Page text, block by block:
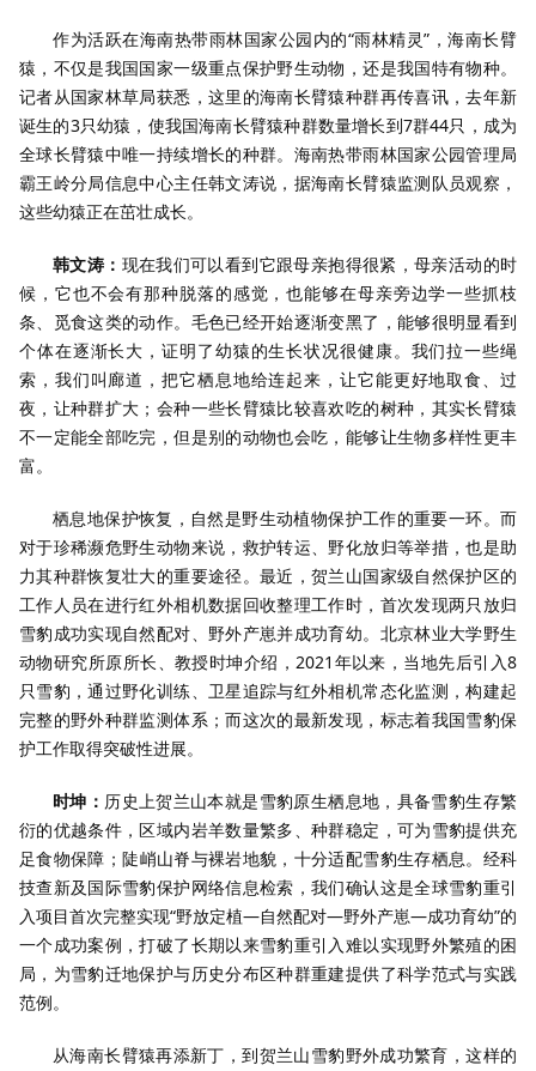
作为活跃在海南热带雨林国家公园内的“雨林精灵”，海南长臂
猿，不仅是我国国家一级重点保护野生动物，还是我国特有物种。
记者从国家林草局获悉，这里的海南长臂猿种群再传喜讯，去年新
诞生的3只幼猿，使我国海南长臂猿种群数量增长到7群44只，成为
全球长臂猿中唯一持续增长的种群。海南热带雨林国家公园管理局
霸王岭分局信息中心主任韩文涛说，据海南长臂猿监测队员观察，
这些幼猿正在茁壮成长。
韩文涛： 现在我们可以看到它跟母亲抱得很紧，母亲活动的时
候，它也不会有那种脱落的感觉，也能够在母亲旁边学一些抓枝
条、觅食这类的动作。毛色已经开始逐渐变黑了，能够很明显看到
个体在逐渐长大，证明了幼猿的生长状况很健康。我们拉一些绳
索，我们叫廊道，把它栖息地给连起来，让它能更好地取食、过
夜，让种群扩大；会种一些长臂猿比较喜欢吃的树种，其实长臂猿
不一定能全部吃完，但是别的动物也会吃，能够让生物多样性更丰
富。
栖息地保护恢复，自然是野生动植物保护工作的重要一环。而
对于珍稀濒危野生动物来说，救护转运、野化放归等举措，也是助
力其种群恢复壮大的重要途径。最近，贺兰山国家级自然保护区的
工作人员在进行红外相机数据回收整理工作时，首次发现两只放归
雪豹成功实现自然配对、野外产崽并成功育幼。北京林业大学野生
动物研究所原所长、教授时坤介绍，2021年以来，当地先后引入8
只雪豹，通过野化训练、卫星追踪与红外相机常态化监测，构建起
完整的野外种群监测体系；而这次的最新发现，标志着我国雪豹保
护工作取得突破性进展。
时坤： 历史上贺兰山本就是雪豹原生栖息地，具备雪豹生存繁
衍的优越条件，区域内岩羊数量繁多、种群稳定，可为雪豹提供充
足食物保障；陡峭山脊与裸岩地貌，十分适配雪豹生存栖息。经科
技查新及国际雪豹保护网络信息检索，我们确认这是全球雪豹重引
入项目首次完整实现“野放定植—自然配对—野外产崽—成功育幼”的
一个成功案例，打破了长期以来雪豹重引入难以实现野外繁殖的困
局，为雪豹迁地保护与历史分布区种群重建提供了科学范式与实践
范例。
从海南长臂猿再添新丁，到贺兰山雪豹野外成功繁育，这样的